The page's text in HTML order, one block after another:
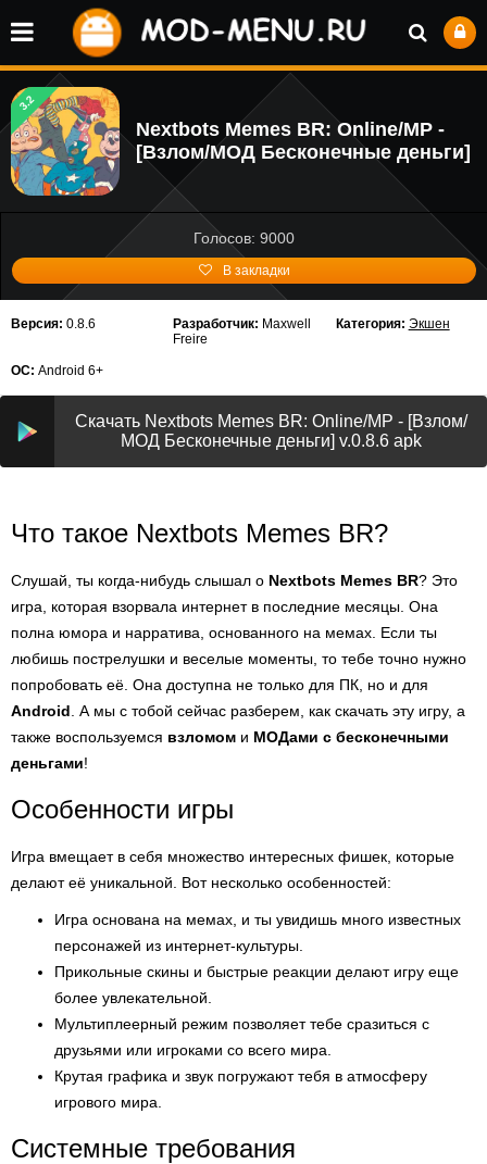
3.2
Nextbots Memes BR: Online/MP -
[Взлом/МОД Бесконечные деньги]
Голосов: 9000
В закладки
Версия: 0.8.6 Разработчик: Maxwell
Freire
Категория: Экшен
ОС: Android 6+
Скачать Nextbots Memes BR: Online/MP - [Взлом/
МОД Бесконечные деньги] v.0.8.6 apk
Что такое Nextbots Memes BR?
Слушай, ты когда-нибудь слышал о Nextbots Memes BR? Это
игра, которая взорвала интернет в последние месяцы. Она
полна юмора и нарратива, основанного на мемах. Если ты
любишь пострелушки и веселые моменты, то тебе точно нужно
попробовать её. Она доступна не только для ПК, но и для
Android . А мы с тобой сейчас разберем, как скачать эту игру, а
также воспользуемся взломом и МОДами с бесконечными
деньгами!
Особенности игры
Игра вмещает в себя множество интересных фишек, которые
делают её уникальной. Вот несколько особенностей:
Игра основана на мемах, и ты увидишь много известных
персонажей из интернет-культуры.
Прикольные скины и быстрые реакции делают игру еще
более увлекательной.
Мультиплеерный режим позволяет тебе сразиться с
друзьями или игроками со всего мира.
Крутая графика и звук погружают тебя в атмосферу
игрового мира.
Системные требования